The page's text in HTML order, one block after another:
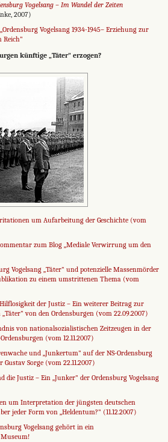
Vogelsang – Im Wandel der Zeiten
2007)
Vogelsang 1934-1945– Erziehung zur
Reich"
künftige „Täter" erzogen?
um Aufarbeitung der Geschichte (vom
zum Blog „Mediale Verwirrung um den
Vogelsang „Täter" und potenzielle Massenmörder
zu einem umstrittenen Thema (vom
der Justiz – Ein weiterer Beitrag zur
von den Ordensburgen (vom 22.09.2007)
von nationalsozialistischen Zeitzeugen in der
(vom 12.11.2007)
und „Junkertum" auf der NS-Ordensburg
Sorge (vom 22.11.2007)
die Justiz – Ein „Junker" der Ordensburg Vogelsang
um Interpretation der jüngsten deutschen
jeder Form von „Heldentum?" (11.12.2007)
Vogelsang gehört in ein